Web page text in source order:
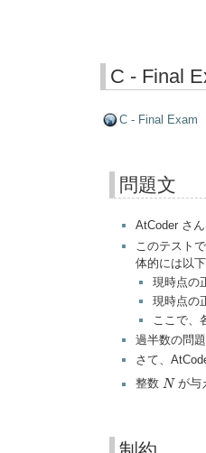
C - Final
C - Final Exam
問題文
AtCoder さ
このテスト
体的には以
現時点の
現時点の
ここで、
過半数の問
さて、
整数 N
Nが与